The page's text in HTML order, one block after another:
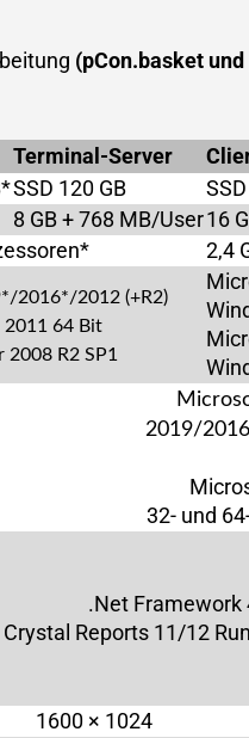
(pCon.basket
Terminal-Server
SSD 120 GB
8 GB + 768 MB/User16
2,4
2016*/2012 (+R2)
2011 64 Bit
R2 SP1
2019/
32- und
.Net Framework
Crystal Reports 11/12
1600 × 1024